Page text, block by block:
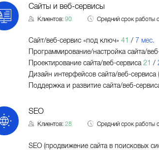
Сайты и веб-сервисы
Клиентов:90 Средний срок работы
Сайт/веб-сервис «под ключ» 41 / 7 мес.
Программирование/настройка сайта/
Проектирование сайта/веб-сервиса 21 /
Дизайн интерфейсов сайта/веб-сервиса
Поддержка и развитие сайта/веб-
SEO
Клиентов:28 Средний срок работы
SEO (продвижение сайта в поисковых